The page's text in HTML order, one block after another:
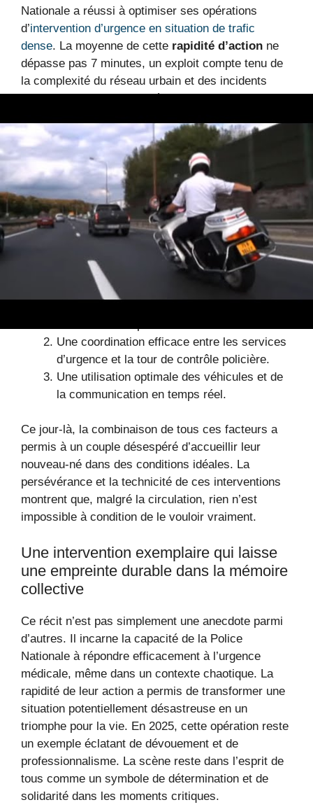
Nationale a réussi à optimiser ses opérations
d’intervention d’urgence en situation de trafic
dense. La moyenne de cette rapidité d’action ne
dépasse pas 7 minutes, un exploit compte tenu de
la complexité du réseau urbain et des incidents
survenus. Les motards, véritables as du guidage
cette journée mémorable.
Une technique éprouvée pour faire face
à toutes les crises de circulation
Au fil des années, la Police Nationale a
perfectionné ses stratégies d’intervention,
notamment lors d’événements exceptionnels. La clé
du succès repose sur plusieurs éléments :
Une coordination efficace entre les services
d’urgence et la tour de contrôle policière.
Une utilisation optimale des véhicules et de
la communication en temps réel.
Ce jour-là, la combinaison de tous ces facteurs a
permis à un couple désespéré d’accueillir leur
nouveau-né dans des conditions idéales. La
persévérance et la technicité de ces interventions
montrent que, malgré la circulation, rien n’est
impossible à condition de le vouloir vraiment.
Une intervention exemplaire qui laisse
une empreinte durable dans la mémoire
collective
Ce récit n’est pas simplement une anecdote parmi
d’autres. Il incarne la capacité de la Police
Nationale à répondre efficacement à l’urgence
médicale, même dans un contexte chaotique. La
rapidité de leur action a permis de transformer une
situation potentiellement désastreuse en un
triomphe pour la vie. En 2025, cette opération reste
un exemple éclatant de dévouement et de
professionnalisme. La scène reste dans l’esprit de
tous comme un symbole de détermination et de
solidarité dans les moments critiques.